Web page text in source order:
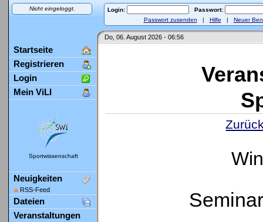
Nicht eingeloggt. Login:
Passwort:
Passwort zusenden | Hilfe | Neuer
Do, 06. August 2026 - 06:56
Startseite
Registrieren
Login
Mein ViLI
Sportwissenschaft
Neuigkeiten
RSS-Feed
Dateien
Veranstaltungen